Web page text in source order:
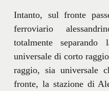
Intanto, sul fronte
ferroviario
totalmente
universale di corto
raggio, sia universale
fronte, la stazione di